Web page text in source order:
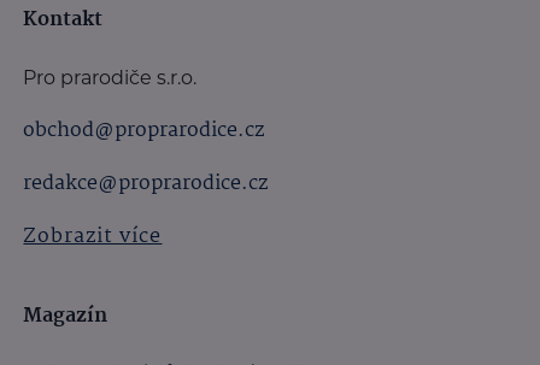
Kontakt
Pro prarodiče s.r.o.
obchod@proprarodice.cz
redakce@proprarodice.cz
Zobrazit více
Magazín